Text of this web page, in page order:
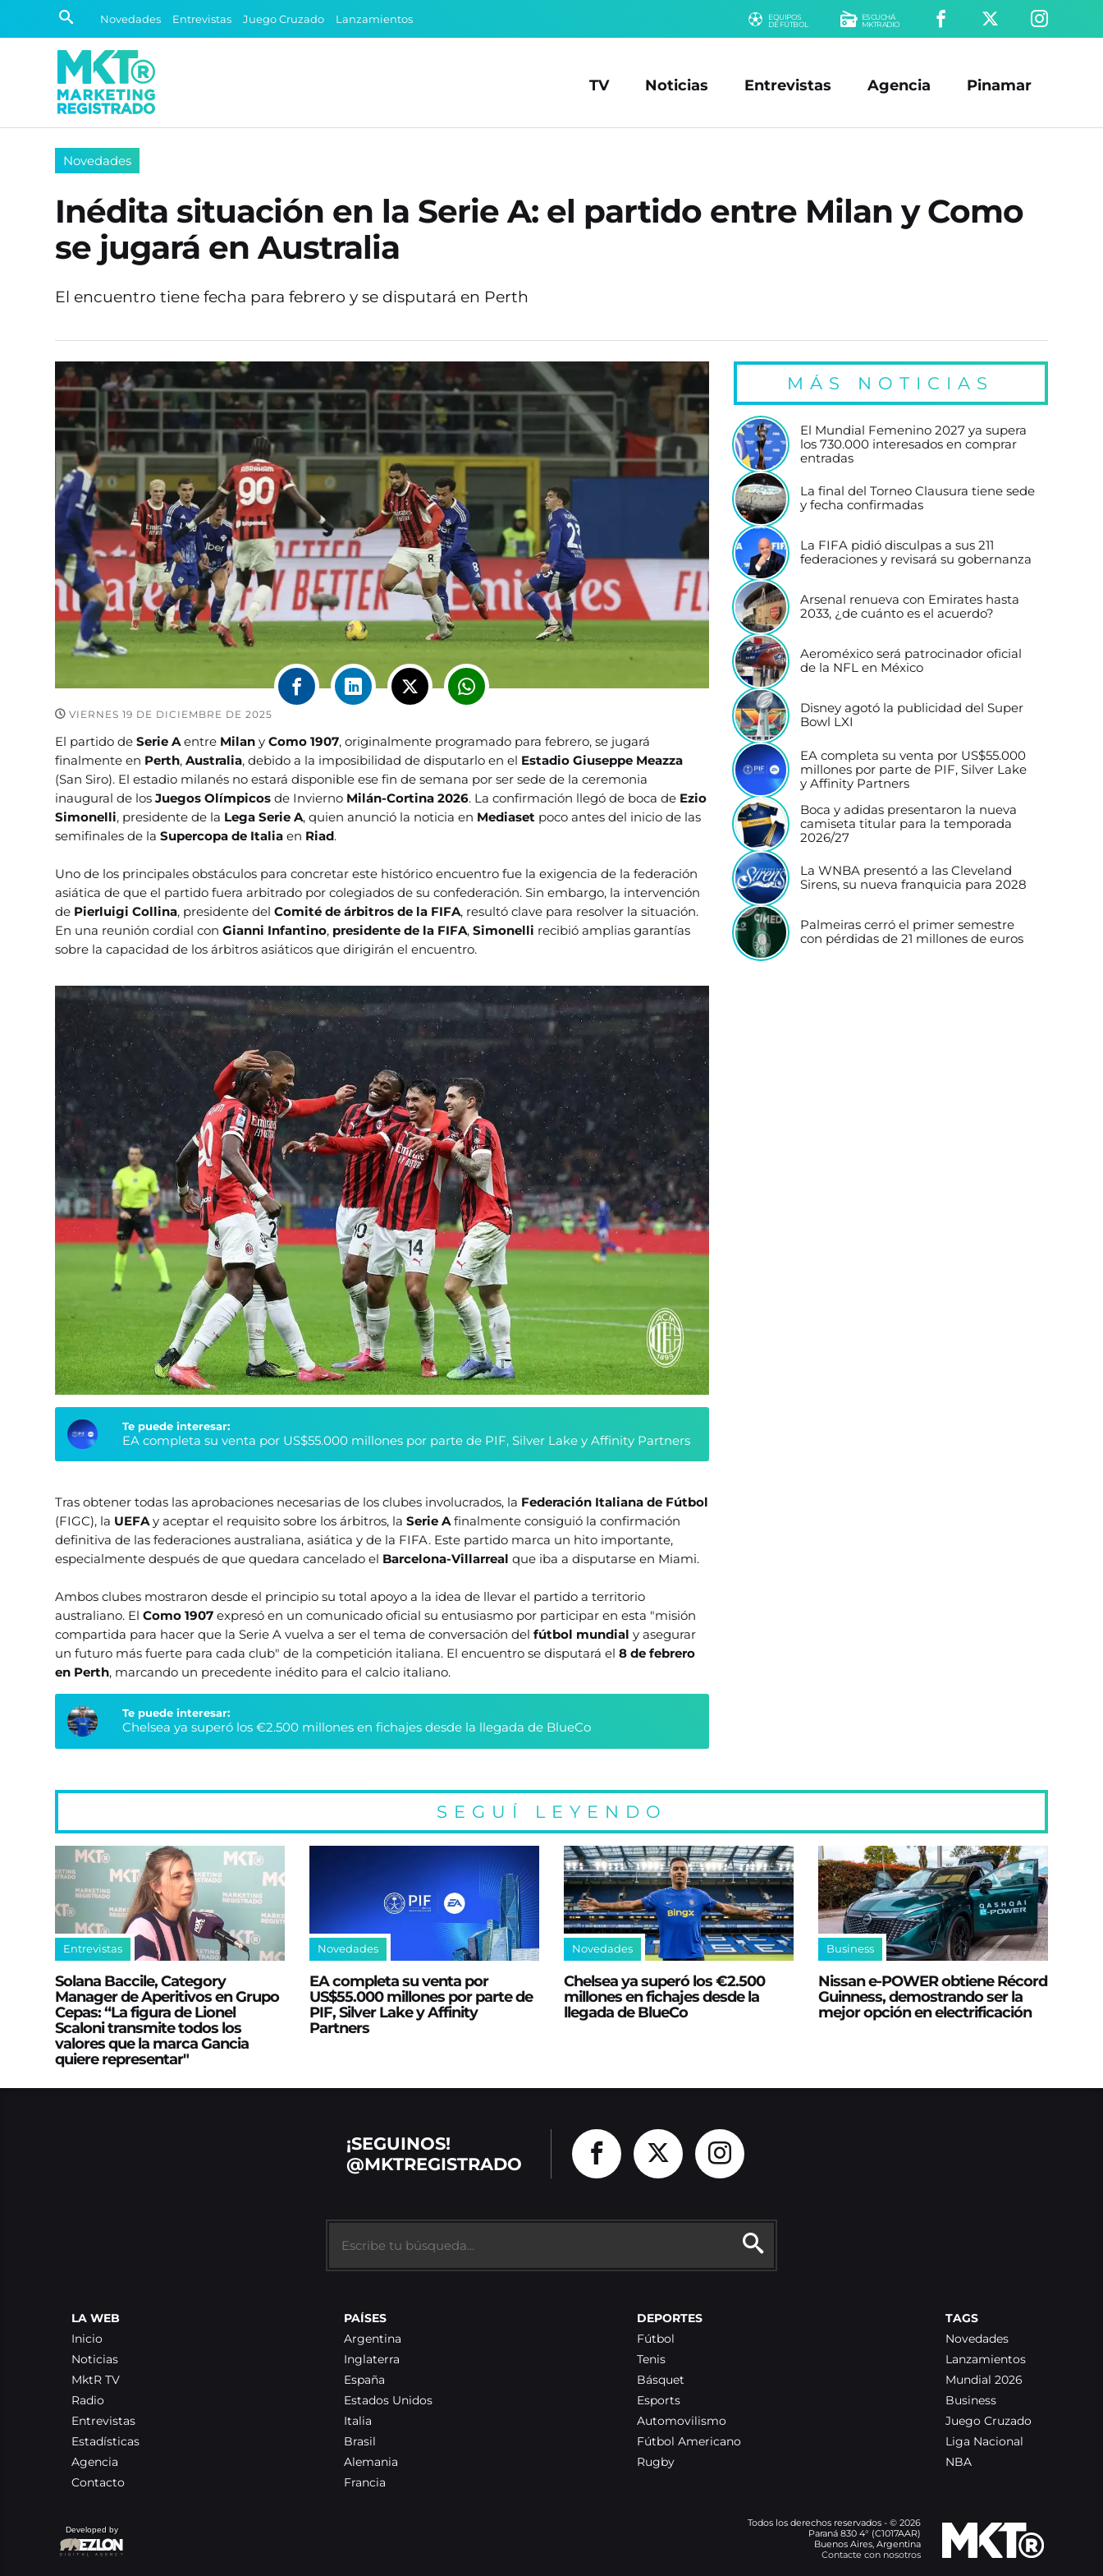
Novedades Entrevistas Juego Cruzado Lanzamientos
EQUIPOS
DE FÚTBOL
ESCUCHÁ
MKTRADIO
TV Noticias Entrevistas Agencia Pinamar
Novedades
Inédita situación en la Serie A: el partido entre Milan y Como
se jugará en Australia
El encuentro tiene fecha para febrero y se disputará en Perth
VIERNES 19 DE DICIEMBRE DE 2025
El partido deSerie Aentre Milan yComo 1907, originalmente programado para febrero, se jugará
finalmente en Perth,Australia, debido a la imposibilidad de disputarlo en el Estadio Giuseppe Meazza
(San Siro). El estadio milanés no estará disponible ese fin de semana por ser sede de la ceremonia
inaugural de losJuegos Olímpicos de Invierno Milán-Cortina 2026. La confirmación llegó de boca de Ezio
Simonelli, presidente de la Lega Serie A, quien anunció la noticia en Mediaset poco antes del inicio de las
semifinales de laSupercopa de Italia en Riad.
Uno de los principales obstáculos para concretar este histórico encuentro fue la exigencia de la federación
asiática de que el partido fuera arbitrado por colegiados de su confederación. Sin embargo, la intervención
de Pierluigi Collina, presidente delComité de árbitros de la FIFA, resultó clave para resolver la situación.
En una reunión cordial conGianni Infantino, presidente de la FIFA,Simonelli recibió amplias garantías
sobre la capacidad de los árbitros asiáticos que dirigirán el encuentro.
Te puede interesar:
EA completa su venta por US$55.000 millones por parte de PIF, Silver Lake y Affinity Partners
Tras obtener todas las aprobaciones necesarias de los clubes involucrados, la Federación Italiana de Fútbol
(FIGC), la UEFAy aceptar el requisito sobre los árbitros, laSerie Afinalmente consiguió la confirmación
definitiva de las federaciones australiana, asiática y de la FIFA. Este partido marca un hito importante,
especialmente después de que quedara cancelado el Barcelona-Villarreal que iba a disputarse en Miami.
Ambos clubes mostraron desde el principio su total apoyo a la idea de llevar el partido a territorio
australiano. ElComo 1907 expresó en un comunicado oficial su entusiasmo por participar en esta "misión
compartida para hacer que la Serie A vuelva a ser el tema de conversación delfútbol mundial y asegurar
un futuro más fuerte para cada club" de la competición italiana. El encuentro se disputará el8 de febrero
en Perth, marcando un precedente inédito para el calcio italiano.
Te puede interesar:
Chelsea ya superó los €2.500 millones en fichajes desde la llegada de BlueCo
MÁS NOTICIAS
El Mundial Femenino 2027 ya supera
los 730.000 interesados en comprar
entradas
La final del Torneo Clausura tiene sede
y fecha confirmadas
La FIFA pidió disculpas a sus 211
federaciones y revisará su gobernanza
Arsenal renueva con Emirates hasta
2033, ¿de cuánto es el acuerdo?
Aeroméxico será patrocinador oficial
de la NFL en México
Disney agotó la publicidad del Super
Bowl LXI
EA completa su venta por US$55.000
millones por parte de PIF, Silver Lake
y Affinity Partners
Boca y adidas presentaron la nueva
camiseta titular para la temporada
2026/27
La WNBA presentó a las Cleveland
Sirens, su nueva franquicia para 2028
Palmeiras cerró el primer semestre
con pérdidas de 21 millones de euros
SEGUÍ LEYENDO
Entrevistas
Solana Baccile, Category
Manager de Aperitivos en Grupo
Cepas: “La figura de Lionel
Scaloni transmite todos los
valores que la marca Gancia
quiere representar"
Novedades
EA completa su venta por
US$55.000 millones por parte de
PIF, Silver Lake y Affinity
Partners
Novedades
Chelsea ya superó los €2.500
millones en fichajes desde la
llegada de BlueCo
Business
Nissan e‑POWER obtiene Récord
Guinness, demostrando ser la
mejor opción en electrificación
¡SEGUINOS!
@MKTREGISTRADO
LA WEB
Inicio
Noticias
MktR TV
Radio
Entrevistas
Estadísticas
Agencia
Contacto
PAÍSES
Argentina
Inglaterra
España
Estados Unidos
Italia
Brasil
Alemania
Francia
DEPORTES
Fútbol
Tenis
Básquet
Esports
Automovilismo
Fútbol Americano
Rugby
TAGS
Novedades
Lanzamientos
Mundial 2026
Business
Juego Cruzado
Liga Nacional
NBA
Developed by
Todos los derechos reservados - © 2026
Paraná 830 4° (C1017AAR)
Buenos Aires, Argentina
Contacte con nosotros